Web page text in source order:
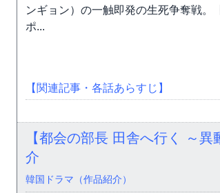
ンギョン）の一触即発の生死争奪戦
ポ...
【関連記事・各話あらすじ】
【都会の部長 田舎へ行く ～
介
韓国ドラマ（作品紹介）